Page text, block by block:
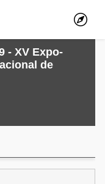
- XV Expo-
de